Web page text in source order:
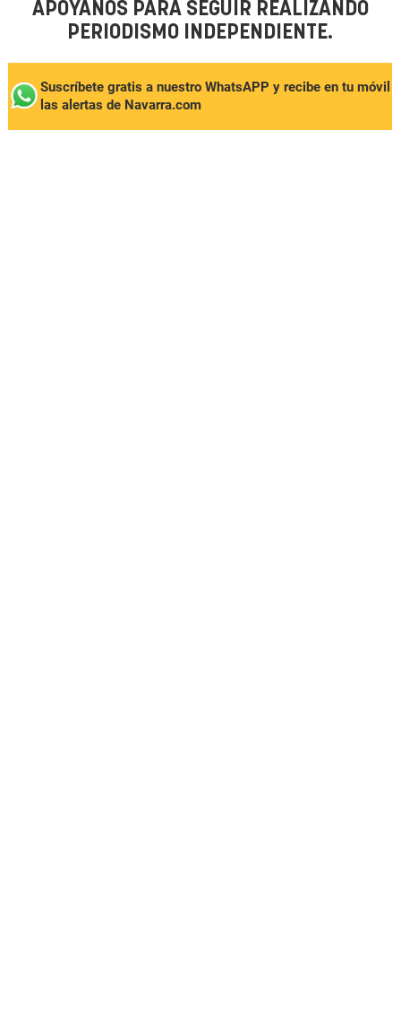
APÓYANOS PARA SEGUIR REALIZANDO
PERIODISMO INDEPENDIENTE.
Suscríbete gratis a nuestro WhatsAPP y recibe en tu móvil
las alertas de Navarra.com